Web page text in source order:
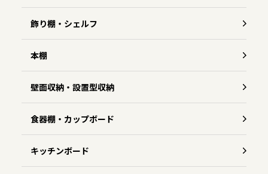
飾り棚・シェルフ
本棚
壁面収納・設置型収納
食器棚・カップボード
キッチンボード